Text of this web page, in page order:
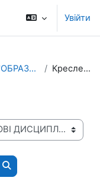
Увійти
ОПП "ОБРАЗОТВОРЧЕ МИСТЕЦТВО" Креслення і перспектива
Пошук курсів